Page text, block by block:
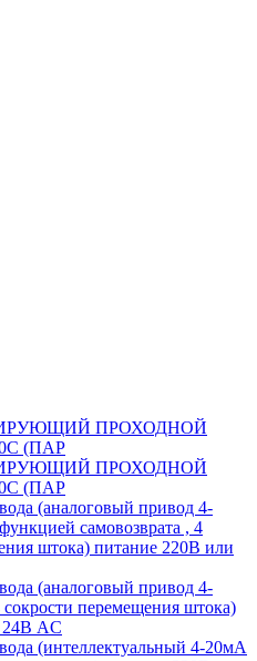
ПРОХОДНОЙ
(ПАР
ПРОХОДНОЙ
(ПАР
(аналоговый привод 4-
самовозврата , 4
штока) питание 220В или
(аналоговый привод 4-
перемещения штока)
24В AC
(интеллектуальный 4-20мА